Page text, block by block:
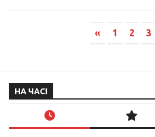
« 1 2 3
НА ЧАСІ